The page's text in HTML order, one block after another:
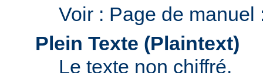
Voir : Page de
Plein Texte (Plaintext)
Le texte non chiffré.